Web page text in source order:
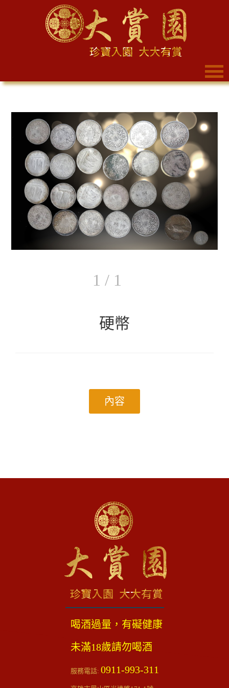
1 / 1
硬幣
內容
喝酒過量，有礙健康
未滿18歲請勿喝酒
服務電話: 0911-993-311